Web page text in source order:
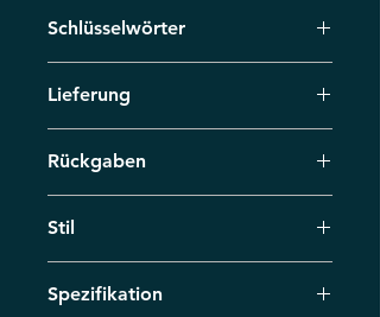
Schlüsselwörter
Lieferung
innerhalb von 7 Werktagen. Bei
Rückgaben
14 Tagen zurück. Rückerstattung
Rücksendung trägt der Kunde.
Stil
Spezifikation